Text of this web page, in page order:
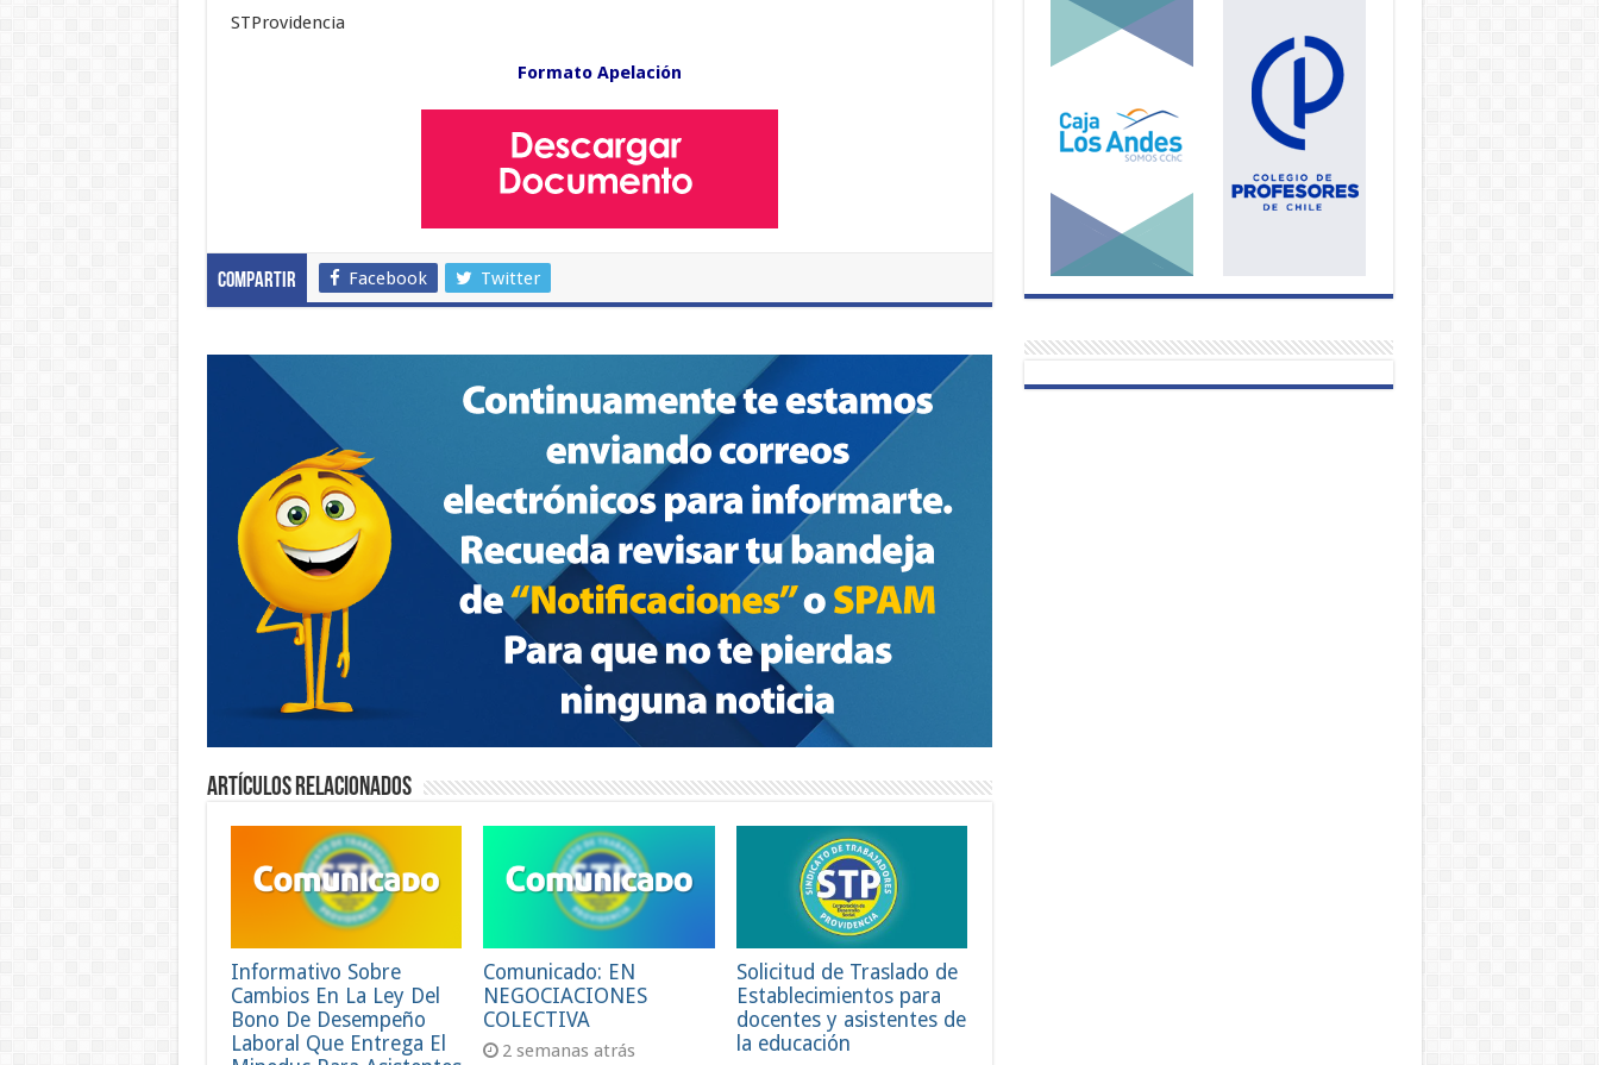
STProvidencia
Formato Apelación
Compartir Facebook Twitter
Artículos relacionados
Informativo Sobre
Cambios En La Ley Del
Bono De Desempeño
Laboral Que Entrega El
Comunicado: EN
NEGOCIACIONES
COLECTIVA
2 semanas atrás
Solicitud de Traslado de
Establecimientos para
docentes y asistentes de
la educación